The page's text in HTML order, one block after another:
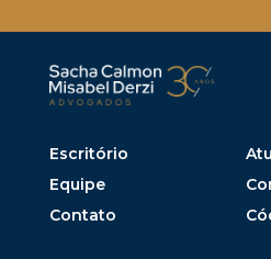
Escritório
Equipe
Contato